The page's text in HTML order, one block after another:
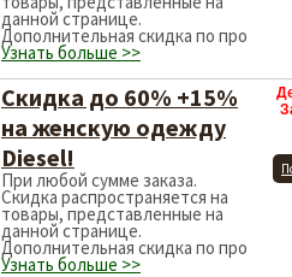
данной странице.
Дополнительная скидка по про
Узнать больше >>
Скидка до 60% +15%
на женскую одежду
Diesel!
При любой сумме заказа.
Скидка распространяется на
товары, представленные на
данной странице.
Дополнительная скидка по про
Узнать больше >>